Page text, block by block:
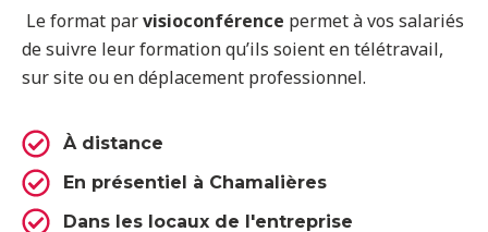
Le format parvisioconférence permet à vos salariés
de suivre leur formation qu’ils soient en télétravail,
sur site ou en déplacement professionnel.
À distance
En présentiel à Chamalières
Dans les locaux de l'entreprise